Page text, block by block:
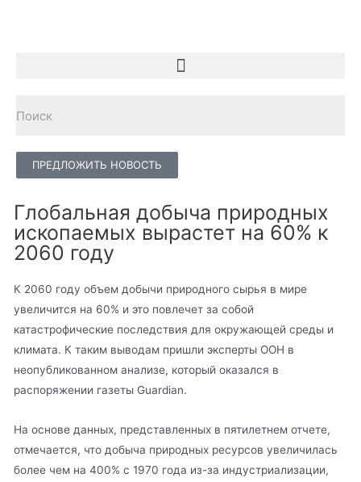
ПРЕДЛОЖИТЬ НОВОСТЬ
Глобальная добыча природных
ископаемых вырастет на 60% к
2060 году
К 2060 году объем добычи природного сырья в мире
увеличится на 60% и это повлечет за собой
катастрофические последствия для окружающей среды и
климата. К таким выводам пришли эксперты ООН в
неопубликованном анализе, который оказался в
распоряжении газеты Guardian.
На основе данных, представленных в пятилетнем отчете,
отмечается, что добыча природных ресурсов увеличилась
более чем на 400% с 1970 года из-за индустриализации,